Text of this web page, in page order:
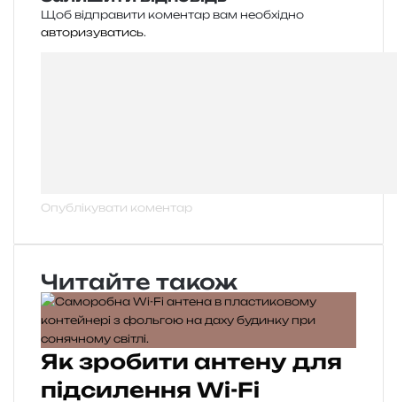
Щоб відправити коментар вам необхідно
авторизуватись.
Читайте також
Як зробити антену для
підсилення Wi-Fi